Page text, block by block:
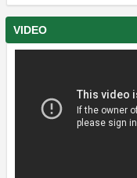
PHẦN 23
VIDEO